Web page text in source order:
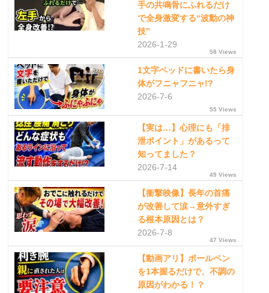
手の共鳴骨にふれるだけ
で全身激変する“波動の神
技”
2026-1-29
58 Views
1文字ベッドに書いたら身
体がフニャフニャ!?
2026-7-6
55 Views
【実は…】心理にも「排
泄ポイント」があるって
知ってました？
2026-7-14
49 Views
【衝撃映像】長年の首痛
が改善して涙→意外すぎ
る根本原因とは？
2026-7-8
47 Views
【動画アリ】ボールペン
を1本握るだけで、不調の
原因がわかる！？